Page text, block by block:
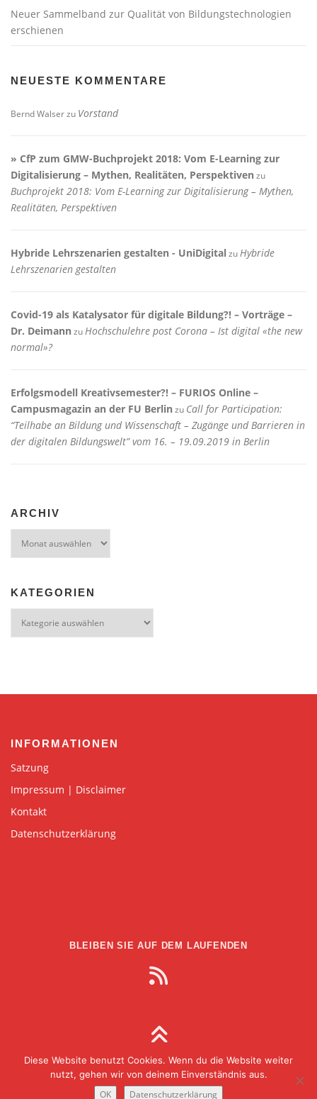
Neuer Sammelband zur Qualität von Bildungstechnologien
erschienen
NEUESTE KOMMENTARE
Bernd Walserzu Vorstand
» CfP zum GMW-Buchprojekt 2018: Vom E-Learning zur
Digitalisierung – Mythen, Realitäten, Perspektiven zu
Buchprojekt 2018: Vom E-Learning zur Digitalisierung – Mythen,
Realitäten, Perspektiven
Hybride Lehrszenarien gestalten - UniDigitalzu Hybride
Lehrszenarien gestalten
Covid-19 als Katalysator für digitale Bildung?! – Vorträge –
Dr. Deimann zu Hochschulehre post Corona – Ist digital «the new
normal»?
Erfolgsmodell Kreativsemester?! – FURIOS Online –
Campusmagazin an der FU Berlin zu Call for Participation:
“Teilhabe an Bildung und Wissenschaft – Zugänge und Barrieren in
der digitalen Bildungswelt” vom 16. – 19.09.2019 in Berlin
ARCHIV
KATEGORIEN
INFORMATIONEN
Satzung
Impressum | Disclaimer
Kontakt
Datenschutzerklärung
BLEIBEN SIE AUF DEM LAUFENDEN
Copyright © 2026 Gesellschaft für Medien in der
Wissenschaft–OnePresstheme by FameThemes
Diese Website benutzt Cookies. Wenn du die Website weiter
nutzt, gehen wir von deinem Einverständnis aus.
OK Datenschutzerklärung